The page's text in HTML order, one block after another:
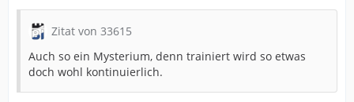
Zitat von 33615
Auch so ein Mysterium, denn trainiert wird so etwas
doch wohl kontinuierlich.